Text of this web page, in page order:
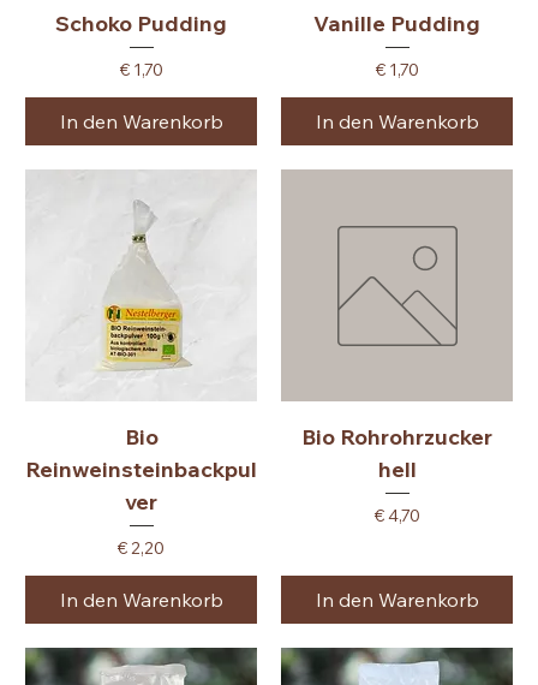
Schoko Pudding
Preis
€ 1,70
In den Warenkorb
Vanille Pudding
Preis
€ 1,70
In den Warenkorb
Bio
Reinweinsteinbackpul
ver
Preis
€ 2,20
In den Warenkorb
Bio Rohrohrzucker
hell
Preis
€ 4,70
In den Warenkorb